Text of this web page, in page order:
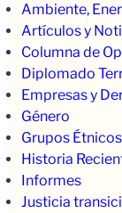
Ambiente,
Artículos y
Columna de
Diplomado
Empresas y
Género
Grupos Étnicos
Historia
Informes
Justicia